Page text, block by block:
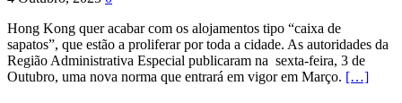
Hong Kong quer acabar com os alojamentos tipo “caixa de
sapatos”, que estão a proliferar por toda a cidade. As autoridades da
Região Administrativa Especial publicaram na sexta-feira, 3 de
Outubro, uma nova norma que entrará em vigor em Março. […]